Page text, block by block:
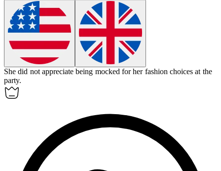
She did not appreciate being mocked for her fashion choices at the
party.